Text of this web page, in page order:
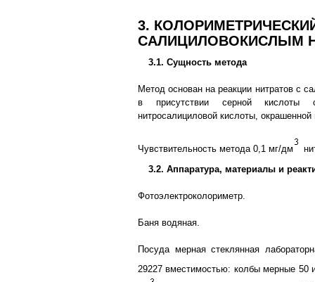
3.
САЛИЦИЛОВОКИСЛЫМ
3.1. Сущность метода
Метод основан на реакции нитратов с
в присутствии серной кислоты
нитросалициловой кислоты,
Чувствительность метода 0,1 мг/дм
3.2. Аппаратура, материалы и
Фотоэлектроколориметр.
Баня водяная.
Посуда мерная стеклянная
29227 вместимостью: колбы мерные 50